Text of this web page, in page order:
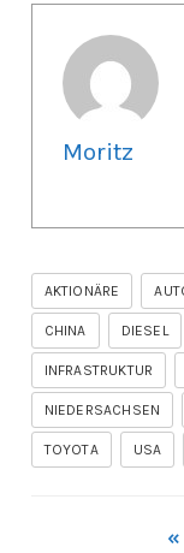
Moritz
AKTIONÄRE
CHINA DIESEL
INFRASTRUKTUR
NIEDERSACHSEN
TOYOTA USA